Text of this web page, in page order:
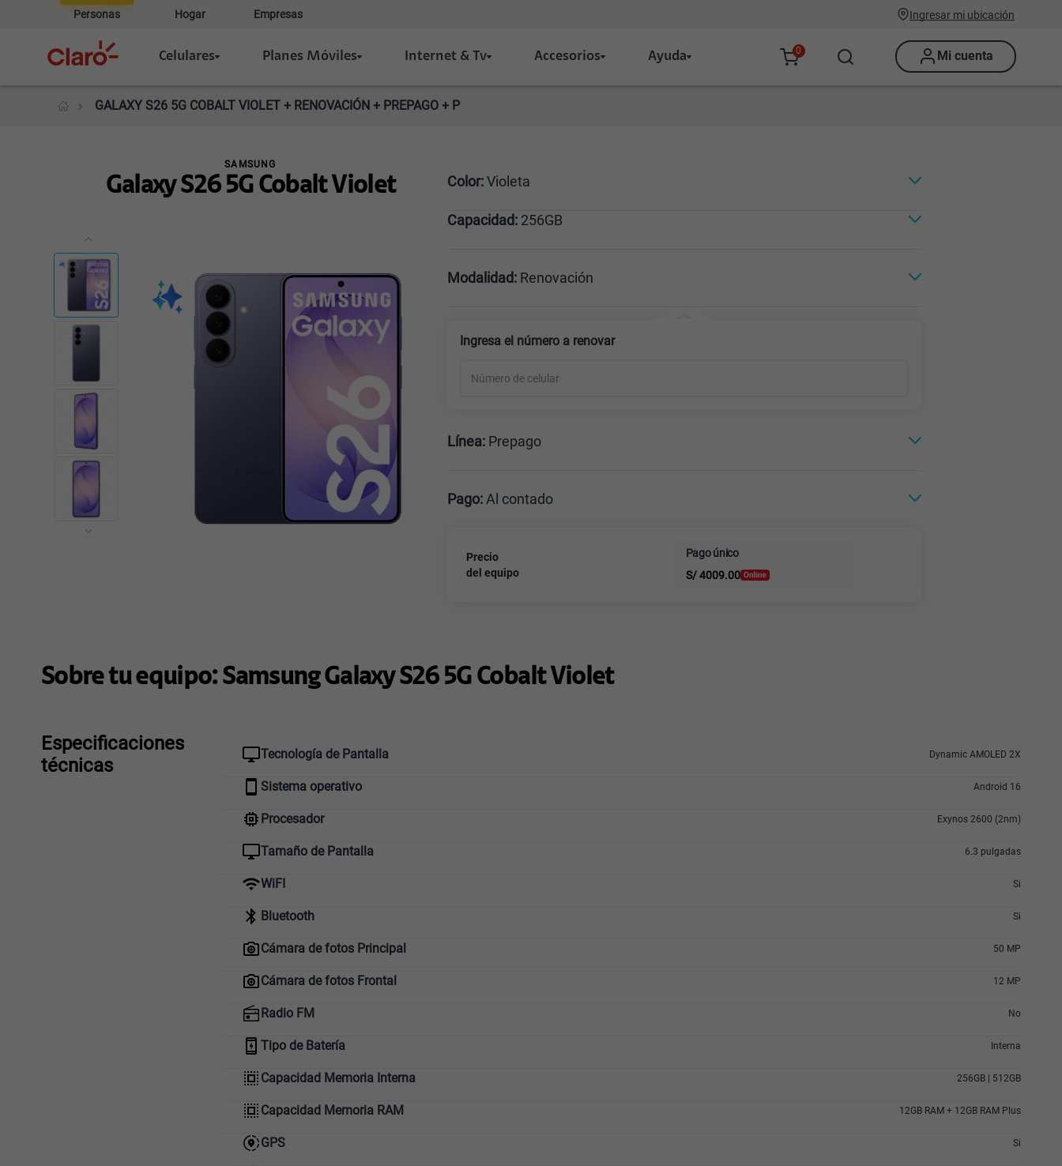
Personas Hogar Empresas Ingresar mi ubicación
Celulares Planes Móviles Internet & Tv Accesorios Ayuda 0 Mi cuenta
GALAXY S26 5G COBALT VIOLET + RENOVACIÓN + PREPAGO + P
Galaxy S26 5G Cobalt Violet
SAMSUNG
Color:Violeta
Negro
Capacidad: 256GB
Modalidad: Renovación
Ingresa el número a renovar
Línea: Prepago
Postpago
Pago: Al contado
Cuotas Claro
Precio
del equipo
Pago único
S/4009.00
Sobre tu equipo: SamsungGalaxy S26 5G Cobalt Violet
Especificaciones
técnicas
Tecnología de Pantalla Dynamic AMOLED 2X
Sistema operativo Android 16
Procesador Exynos 2600 (2nm)
Tamaño de Pantalla 6.3 pulgadas
WiFI Si
Bluetooth Si
Cámara de fotos Principal 50 MP
Cámara de fotos Frontal 12 MP
Radio FM No
Tipo de Batería Interna
Capacidad Memoria Interna 256GB | 512GB
Capacidad Memoria RAM 12GB RAM + 12GB RAM Plus
GPS Si